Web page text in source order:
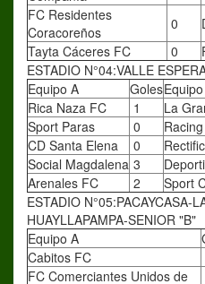
FC Residentes
Coracoreños
0
Tayta Cáceres FC
0
ESTADIO N°04:VALLE
Equipo A
Goles
Rica Naza FC
1 La
Sport Paras
0
CD Santa Elena
0
Social Magdalena 3
Arenales FC
2 Sport
ESTADIO N°05:PACAYCASA-
HUAYLLAPAMPA-SENIOR "B"
Equipo A
Cabitos FC
FC Comerciantes Unidos de